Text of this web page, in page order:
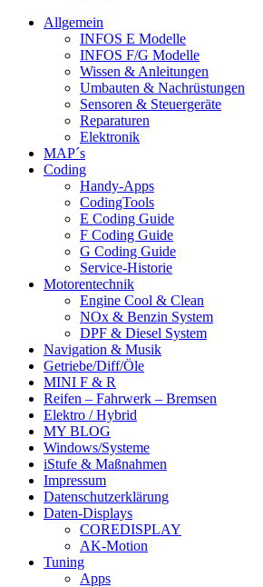
Allgemein
INFOS E Modelle
INFOS F/G Modelle
Wissen & Anleitungen
Umbauten & Nachrüstungen
Sensoren & Steuergeräte
Reparaturen
Elektronik
MAP´s
Coding
Handy-Apps
CodingTools
E Coding Guide
F Coding Guide
G Coding Guide
Service-Historie
Motorentechnik
Engine Cool & Clean
NOx & Benzin System
DPF & Diesel System
Navigation & Musik
Getriebe/Diff/Öle
MINI F & R
Reifen – Fahrwerk – Bremsen
Elektro / Hybrid
MY BLOG
Windows/Systeme
iStufe & Maßnahmen
Impressum
Datenschutzerklärung
Daten-Displays
COREDISPLAY
AK-Motion
Tuning
Apps